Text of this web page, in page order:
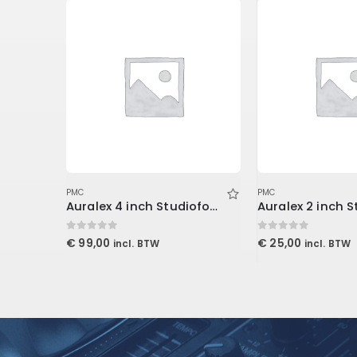
PMC
Auralex 4 inch Studiofoam Metro
0out of 5
€ 99,00 incl. BTW
PMC
0out of 5
€ 25,00 incl. BTW